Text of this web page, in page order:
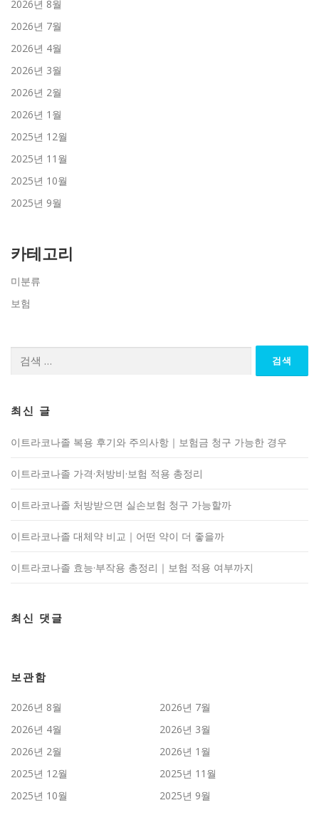
2026년 8월
2026년 7월
2026년 4월
2026년 3월
2026년 2월
2026년 1월
2025년 12월
2025년 11월
2025년 10월
2025년 9월
카테고리
미분류
보험
최신 글
이트라코나졸 복용 후기와 주의사항｜보험금 청구 가능한 경우
이트라코나졸 가격·처방비·보험 적용 총정리
이트라코나졸 처방받으면 실손보험 청구 가능할까
이트라코나졸 대체약 비교｜어떤 약이 더 좋을까
이트라코나졸 효능·부작용 총정리｜보험 적용 여부까지
최신 댓글
보관함
2026년 8월
2026년 7월
2026년 4월
2026년 3월
2026년 2월
2026년 1월
2025년 12월
2025년 11월
2025년 10월
2025년 9월